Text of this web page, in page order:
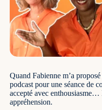
Quand Fabienne m’a
podcast pour une séance de
accepté avec enthousiasme…
appréhension.